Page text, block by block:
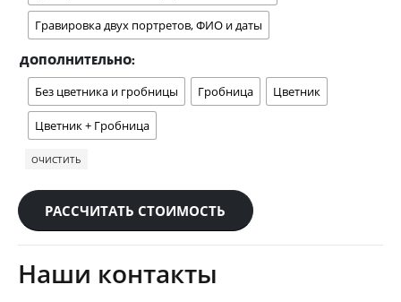
Гравировка двух портретов, ФИО и даты
ДОПОЛНИТЕЛЬНО
Без цветника и гробницы
Гробница Цветник
Цветник + Гробница
ОЧИСТИТЬ
РАССЧИТАТЬ СТОИМОСТЬ
Наши контакты